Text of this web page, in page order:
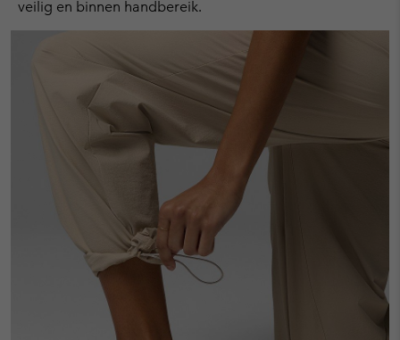
veilig en binnen handbereik.